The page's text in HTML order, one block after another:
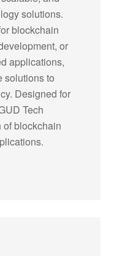
solutions.
blockchain
or
applications,
solutions to
Designed for
Tech
of blockchain